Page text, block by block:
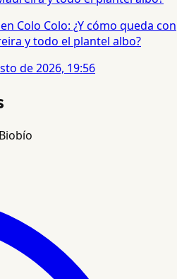
Colo Colo: ¿Y cómo queda con
y todo el plantel albo?
de 2026, 19:56